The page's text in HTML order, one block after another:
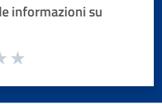
informazioni su